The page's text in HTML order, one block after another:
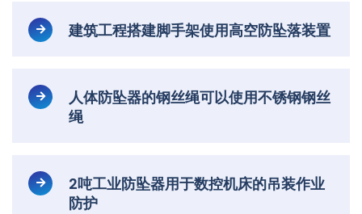
建筑工程搭建脚手架使用高空防坠落装置
人体防坠器的钢丝绳可以使用不锈钢钢丝
绳
2吨工业防坠器用于数控机床的吊装作业
防护